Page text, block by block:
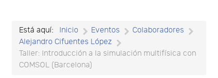
Está aquí: Inicio Eventos
Colaboradores
Alejandro Cifuentes López
Taller: Introducción a la simulación multifísica con
COMSOL (Barcelona)